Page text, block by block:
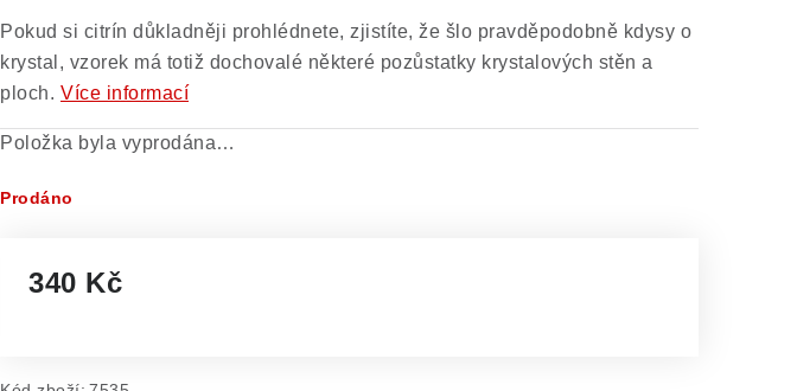
Pokud si citrín důkladněji prohlédnete, zjistíte, že šlo pravděpodobně kdysy o
krystal, vzorek má totiž dochovalé některé pozůstatky krystalových stěn a
ploch. Více informací
Položka byla vyprodána…
Prodáno
340 Kč